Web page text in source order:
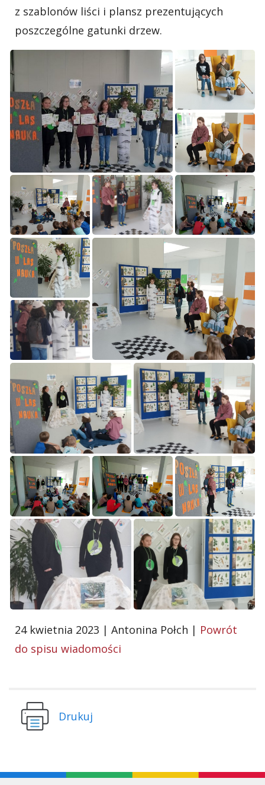
z szablonów liści i plansz prezentujących
poszczególne gatunki drzew.
24 kwietnia 2023 | Antonina Połch | Powrót
do spisu wiadomości
Drukuj